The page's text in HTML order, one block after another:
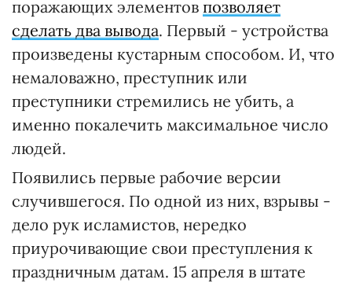
поражающих элементов позволяет
сделать два вывода. Первый - устройства
произведены кустарным способом. И, что
немаловажно, преступник или
преступники стремились не убить, а
именно покалечить максимальное число
людей.
Появились первые рабочие версии
случившегося. По одной из них, взрывы -
дело рук исламистов, нередко
приурочивающие свои преступления к
праздничным датам. 15 апреля в штате